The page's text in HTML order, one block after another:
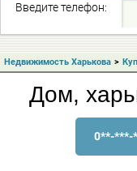
Введите телефон:
Недвижимость Харькова >
Дом,
0**-***-